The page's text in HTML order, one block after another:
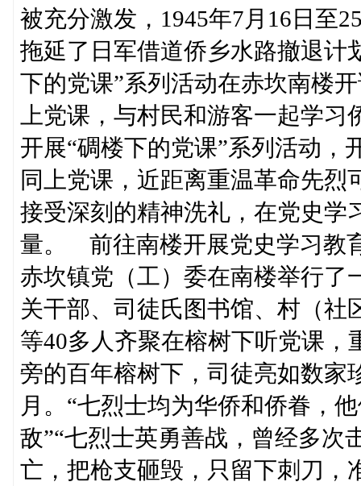
被充分激发，1945年7月16日至
拖延了日军借道侨乡水路撤退
下的党课”系列活动在赤坎南楼
上党课，与村民和游客一起学
开展“碉楼下的党课”系列活动，
同上党课，近距离重温革命先
接受深刻的精神洗礼，在党史学
量。 前往南楼开展党史学习教
赤坎镇党（工）委在南楼举行了
关干部、司徒氏图书馆、村（社
等40多人齐聚在榕树下听党课
旁的百年榕树下，司徒亮如数家
月。“七烈士均为华侨和侨眷，
敌”“七烈士英勇善战，曾经多次
亡，把枪支砸毁，只留下刺刀